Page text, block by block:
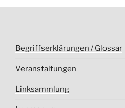
Begriffserklärungen / Glossar
Veranstaltungen
Linksammlung